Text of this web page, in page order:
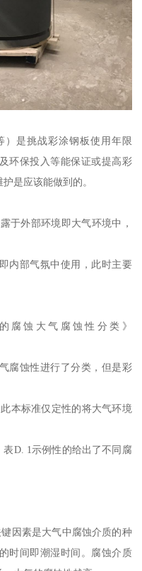
是挑战彩涂钢板使用年限
环保投入等能保证或提高彩
是应该能做到的。
于外部环境即大气环境中，
内部气氛中使用，此时主要
腐蚀大气腐蚀性分类》
腐蚀性进行了分类，但是彩
本标准仅定性的将大气环境
表D. 1示例性的给出了不同腐
因素是大气中腐蚀介质的种
时间即潮湿时间。腐蚀介质